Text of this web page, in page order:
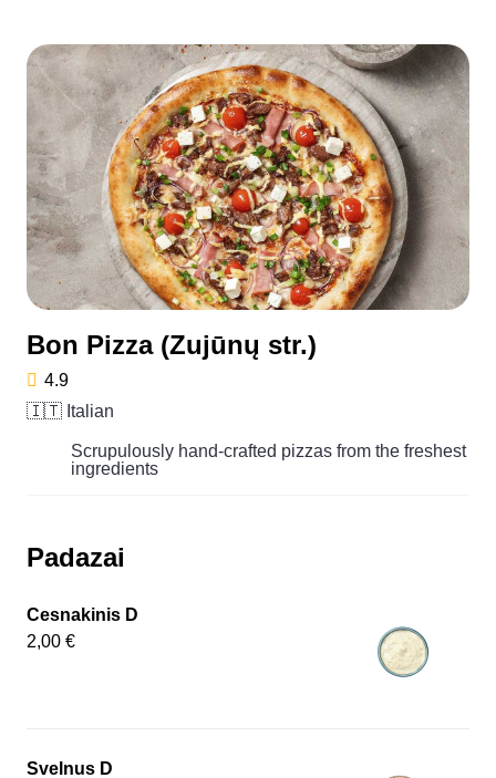
Bon Pizza (Zujūnų str.)
4.9
🇮🇹 Italian
Scrupulously hand-crafted pizzas from the freshest
ingredients
Padazai
Cesnakinis D
2,00 €
Svelnus D